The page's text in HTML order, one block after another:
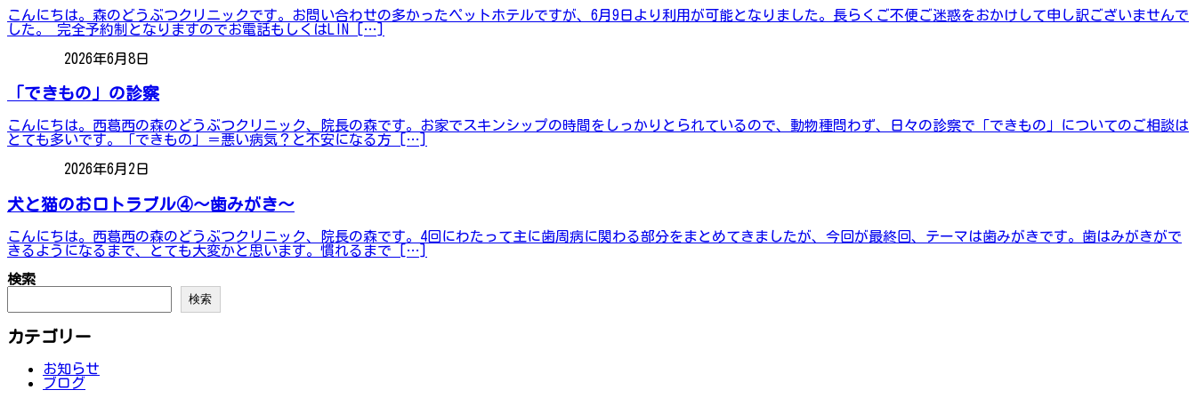
こんにちは。森のどうぶつクリニックです。お問い合わせの多かったペットホテルですが、6月9日より利用が可能となりました。長らくご不便ご迷惑をおかけして申し訳ございませんで
した。 完全予約制となりますのでお電話もしくはLIN […]
2026年6月8日
「できもの」の診察
こんにちは。西葛西の森のどうぶつクリニック、院長の森です。お家でスキンシップの時間をしっかりとられているので、動物種問わず、日々の診察で「できもの」についてのご相談は
とても多いです。「できもの」＝悪い病気？と不安になる方 […]
2026年6月2日
犬と猫のお口トラブル④～歯みがき～
こんにちは。西葛西の森のどうぶつクリニック、院長の森です。4回にわたって主に歯周病に関わる部分をまとめてきましたが、今回が最終回、テーマは歯みがきです。歯はみがきがで
きるようになるまで、とても大変かと思います。慣れるまで […]
検索
検索
カテゴリー
お知らせ
ブログ